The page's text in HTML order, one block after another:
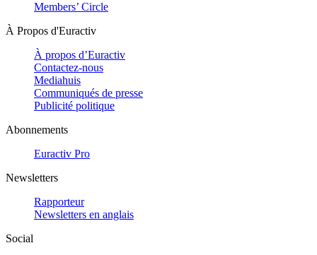
Members’ Circle
À Propos d'Euractiv
À propos d’Euractiv
Contactez-nous
Mediahuis
Communiqués de presse
Publicité politique
Abonnements
Euractiv Pro
Newsletters
Rapporteur
Newsletters en anglais
Social